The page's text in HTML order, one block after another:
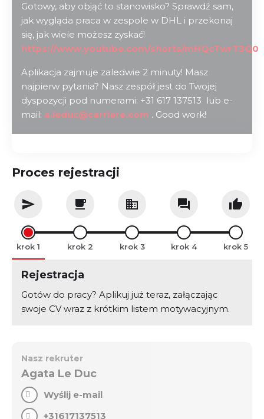
pysznym jedzeniem i regularne eventy integracyjne,
które budują świetną atmosferę. Jeśli szukasz miejsca,
gdzie możesz się rozwijać i czuć się częścią czegoś
ważnego - DHL Supply Chain to idealny wybór!
Gotowy, aby objąć to stanowisko? Sprawdź sam,
jak wygląda praca w zespole w DHL i przekonaj
się, jak wiele możesz zyskać!
https://www.youtube.com/shorts/mHQcTwrT3Q0
Aplikacja zajmuje zaledwie 2 minuty! Masz
najpierw pytania? Nasz zespół jest do Twojej
dyspozycji pod numerami: +31 617 137513 lub e-
mail: a.leduc@carriere.com . Good work!
Proces rejestracji
krok krok krok krok krok
Rejestracja
Gotów do pracy? Aplikuj już teraz, załączając
swoje CV wraz z krótkim listem motywacyjnym.
Nasz rekruter
Agata Le Duc
Wyślij e-mail
+31617137513